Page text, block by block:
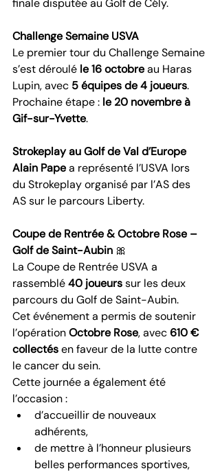
finale disputée au Golf de Cély.
Challenge Semaine USVA
Le premier tour du Challenge Semaine
s’est déroulé le 16 octobre au Haras
Lupin, avec 5 équipes de 4 joueurs.
Prochaine étape : le 20 novembre à
Gif-sur-Yvette.
Strokeplay au Golf de Val d’Europe
Alain Pape a représenté l’USVA lors
du Strokeplay organisé par l’AS des
AS sur le parcours Liberty.
Coupe de Rentrée & Octobre Rose –
Golf de Saint-Aubin 🎀
La Coupe de Rentrée USVA a
rassemblé 40 joueurs sur les deux
parcours du Golf de Saint-Aubin.
Cet événement a permis de soutenir
l’opération Octobre Rose, avec 610 €
collectés en faveur de la lutte contre
le cancer du sein.
Cette journée a également été
l’occasion :
d’accueillir de nouveaux
adhérents,
de mettre à l’honneur plusieurs
belles performances sportives,